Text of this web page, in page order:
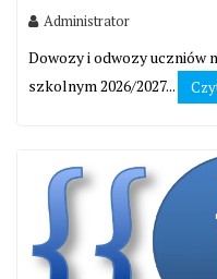
Administrator
Dowozy i odwozy uczniów
szkolnym 2026/2027...